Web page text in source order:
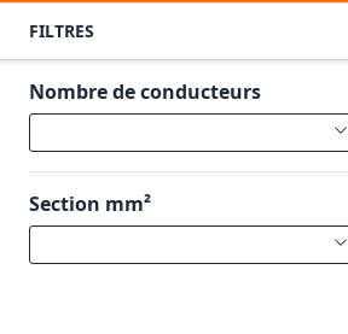
FILTRES
Nombre de conducteurs
Section mm²